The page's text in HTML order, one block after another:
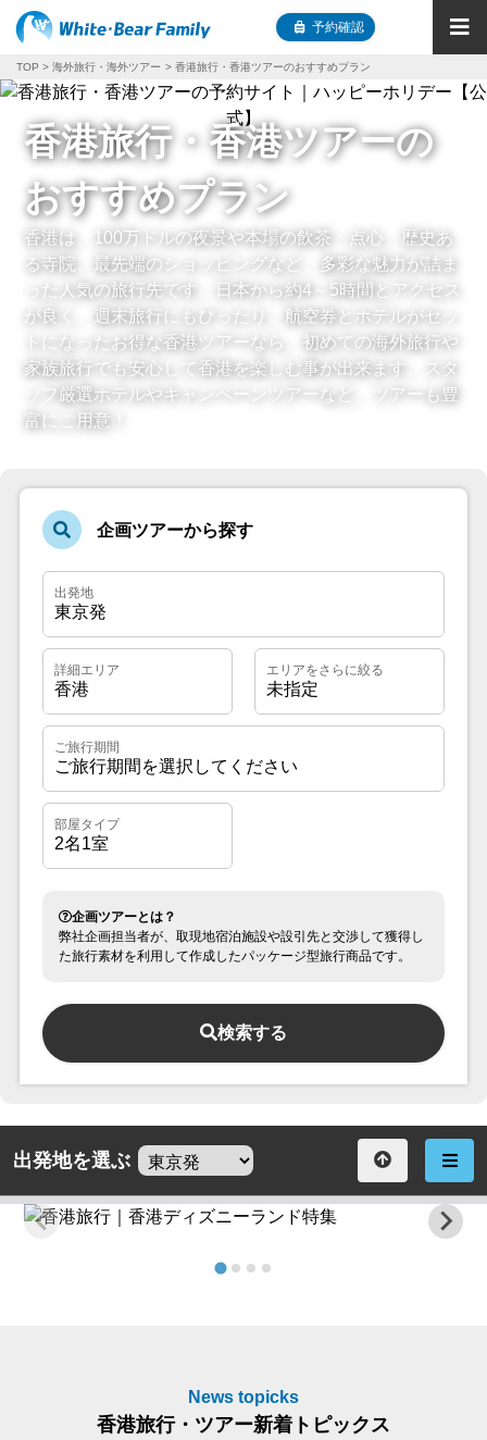
予約確認
土・日・祝日 休業
TOP 海外旅行・海外ツアー 香港旅行・香港ツアーのおすすめプラン
香港旅行・香港ツアーの
おすすめプラン
香港は、100万ドルの夜景や本場の飲茶・点心、歴史あ
る寺院、最先端のショッピングなど、多彩な魅力が詰ま
った人気の旅行先です。日本から約4～5時間とアクセス
が良く、週末旅行にもぴったり。航空券とホテルがセッ
トになったお得な香港ツアーなら、初めての海外旅行や
家族旅行でも安心して香港を楽しむ事が出来ます。スタ
ッフ厳選ホテルやキャンペーンツアーなど、ツアーも豊
富にご用意！
企画ツアーから探す
企画ツアーとは？
弊社企画担当者が、取現地宿泊施設や設引先と交渉して獲得し
た旅行素材を利用して作成したパッケージ型旅行商品です。
検索する
出発地を選ぶ
News topicks
香港旅行・ツアー新着トピックス